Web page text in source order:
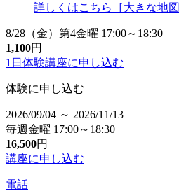
詳しくはこちら［大きな地図
8/28（金）第4金曜 17:00～18:30
1,100円
1日体験講座に申し込む
体験に申し込む
2026/09/04 ～ 2026/11/13
毎週金曜 17:00～18:30
16,500円
講座に申し込む
電話